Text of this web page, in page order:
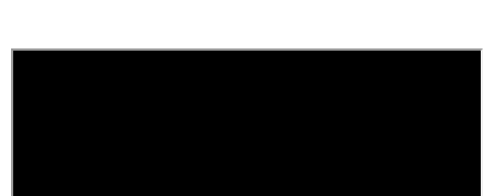
побачите а масивне